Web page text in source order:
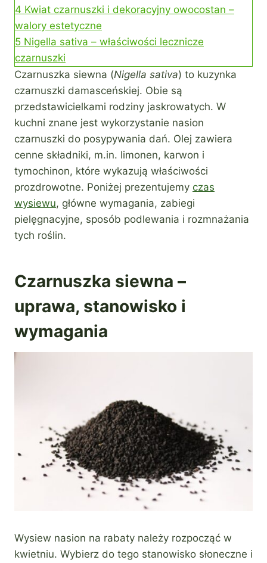
4 Kwiat czarnuszki i dekoracyjny owocostan –
walory estetyczne
5 Nigella sativa – właściwości lecznicze
czarnuszki
Czarnuszka siewna (Nigella sativa) to kuzynka
czarnuszki damasceńskiej. Obie są
przedstawicielkami rodziny jaskrowatych. W
kuchni znane jest wykorzystanie nasion
czarnuszki do posypywania dań. Olej zawiera
cenne składniki, m.in. limonen, karwon i
tymochinon, które wykazują właściwości
prozdrowotne. Poniżej prezentujemy czas
wysiewu, główne wymagania, zabiegi
pielęgnacyjne, sposób podlewania i rozmnażania
tych roślin.
Czarnuszka siewna –
uprawa, stanowisko i
wymagania
Wysiew nasion na rabaty należy rozpocząć w
kwietniu. Wybierz do tego stanowisko słoneczne i